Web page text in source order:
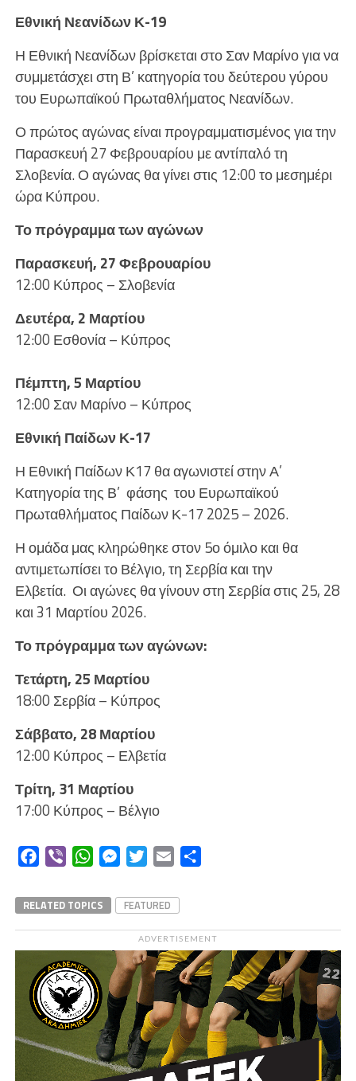
Εθνική Νεανίδων Κ-19
Η Εθνική Νεανίδων βρίσκεται στο Σαν Μαρίνο για να
συμμετάσχει στη Β’ κατηγορία του δεύτερου γύρου
του Ευρωπαϊκού Πρωταθλήματος Νεανίδων.
Ο πρώτος αγώνας είναι προγραμματισμένος για την
Παρασκευή 27 Φεβρουαρίου με αντίπαλό τη
Σλοβενία. Ο αγώνας θα γίνει στις 12:00 το μεσημέρι
ώρα Κύπρου.
Το πρόγραμμα των αγώνων
Παρασκευή, 27 Φεβρουαρίου
12:00 Κύπρος – Σλοβενία
Δευτέρα, 2 Μαρτίου
12:00 Εσθονία – Κύπρος
Πέμπτη, 5 Μαρτίου
12:00 Σαν Μαρίνο – Κύπρος
Εθνική Παίδων Κ-17
Η Εθνική Παίδων Κ17 θα αγωνιστεί στην Α’
Κατηγορία της Β’ φάσης του Ευρωπαϊκού
Πρωταθλήματος Παίδων Κ-17 2025 – 2026.
Η ομάδα μας κληρώθηκε στον 5ο όμιλο και θα
αντιμετωπίσει το Βέλγιο, τη Σερβία και την
Ελβετία. Οι αγώνες θα γίνουν στη Σερβία στις 25, 28
και 31 Μαρτίου 2026.
Το πρόγραμμα των αγώνων:
Τετάρτη, 25 Μαρτίου
18:00 Σερβία – Κύπρος
Σάββατο, 28 Μαρτίου
12:00 Κύπρος – Ελβετία
Τρίτη, 31 Μαρτίου
17:00 Κύπρος – Βέλγιο
Facebook
Viber WhatsAppMessengerTwitterEmail
RELATED TOPICS FEATURED
ADVERTISEMENT